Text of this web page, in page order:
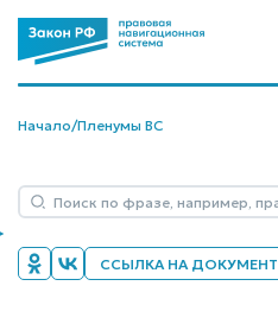
Начало/Пленумы ВС
ССЫЛКА НА ДОКУМЕНТ